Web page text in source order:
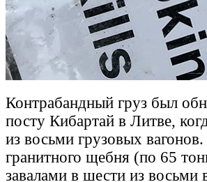
Контрабандный груз был
посту Кибартай в Литве,
из восьми грузовых
гранитного щебня (по 65
завалами в шести из